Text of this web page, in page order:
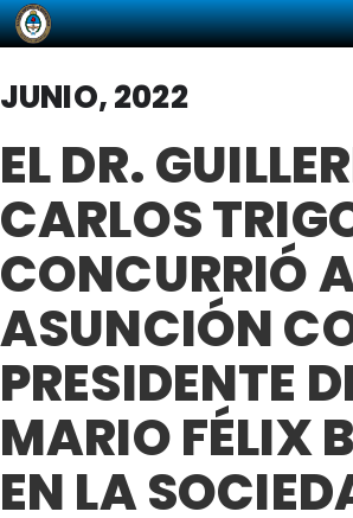
JUNIO, 2022
EL DR.
CARLOS
CONCURRIÓ
ASUNCIÓN
PRESIDENTE
MARIO FÉLIX
EN LA